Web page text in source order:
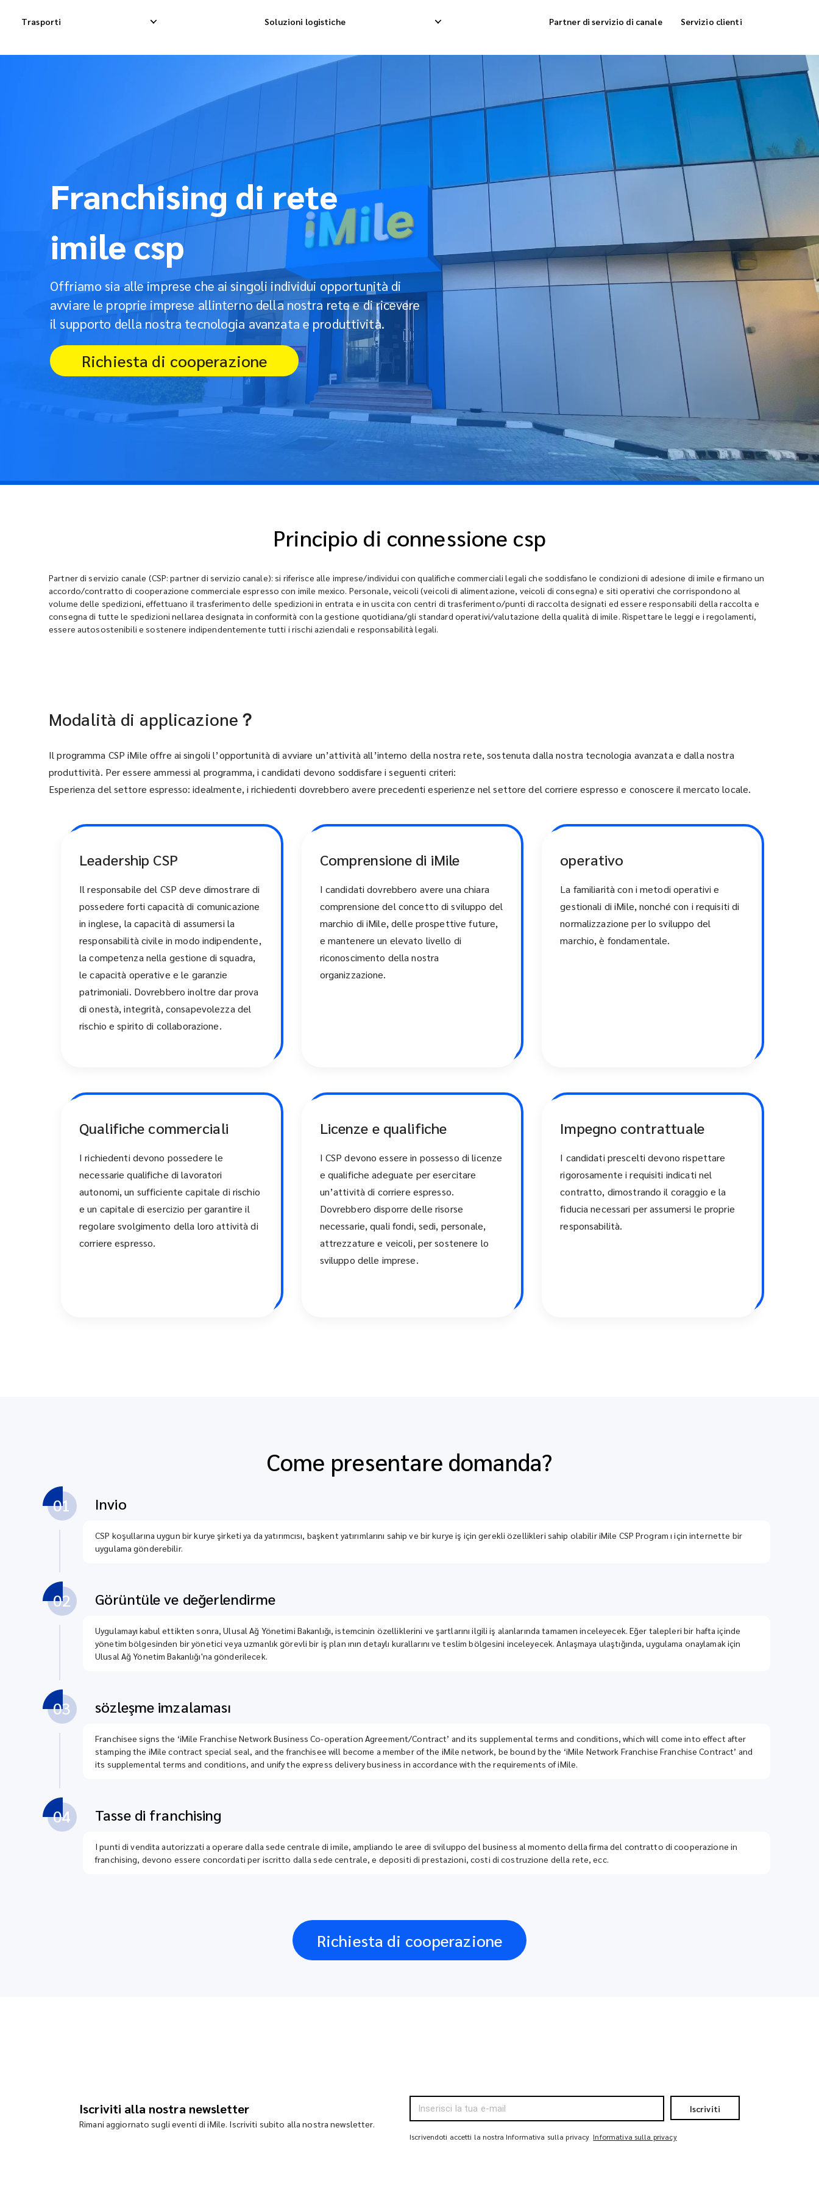
Trasporti Soluzioni logistiche
Consegna Dropship internazionale
Consegna merci internazionale
Spedizione di consolidamento internazionale
Ritiro inverso Servizio di stoccaggio
Consegna di evasione degli ordini
Consegna di
Partner di servizio di canale Servizio clienti
Franchising di rete
imile csp
Offriamo sia alle imprese che ai singoli individui opportunità di
avviare le proprie imprese allinterno della nostra rete e di ricevere
il supporto della nostra tecnologia avanzata e produttività.
Richiesta di cooperazione
Principio di connessione csp
Partner di servizio canale (CSP: partner di servizio canale): si riferisce alle imprese/individui con qualifiche commerciali legali che soddisfano le condizioni di adesione di imile e firmano un
accordo/contratto di cooperazione commerciale espresso con imile mexico. Personale, veicoli (veicoli di alimentazione, veicoli di consegna) e siti operativi che corrispondono al
volume delle spedizioni, effettuano il trasferimento delle spedizioni in entrata e in uscita con centri di trasferimento/punti di raccolta designati ed essere responsabili della raccolta e
consegna di tutte le spedizioni nellarea designata in conformità con la gestione quotidiana/gli standard operativi/valutazione della qualità di imile. Rispettare le leggi e i regolamenti,
essere autosostenibili e sostenere indipendentemente tutti i rischi aziendali e responsabilità legali.
Modalità di applicazione？
Il programma CSP iMile offre ai singoli l’opportunità di avviare un’attività all’interno della nostra rete, sostenuta dalla nostra tecnologia avanzata e dalla nostra
produttività. Per essere ammessi al programma, i candidati devono soddisfare i seguenti criteri:
Esperienza del settore espresso: idealmente, i richiedenti dovrebbero avere precedenti esperienze nel settore del corriere espresso e conoscere il mercato locale.
Leadership CSP
Il responsabile del CSP deve dimostrare di
possedere forti capacità di comunicazione
in inglese, la capacità di assumersi la
responsabilità civile in modo indipendente,
la competenza nella gestione di squadra,
le capacità operative e le garanzie
patrimoniali. Dovrebbero inoltre dar prova
di onestà, integrità, consapevolezza del
rischio e spirito di collaborazione.
Comprensione di iMile
I candidati dovrebbero avere una chiara
comprensione del concetto di sviluppo del
marchio di iMile, delle prospettive future,
e mantenere un elevato livello di
riconoscimento della nostra
organizzazione.
operativo
La familiarità con i metodi operativi e
gestionali di iMile, nonché con i requisiti di
normalizzazione per lo sviluppo del
marchio, è fondamentale.
Qualifiche commerciali
I richiedenti devono possedere le
necessarie qualifiche di lavoratori
autonomi, un sufficiente capitale di rischio
e un capitale di esercizio per garantire il
regolare svolgimento della loro attività di
corriere espresso.
Licenze e qualifiche
I CSP devono essere in possesso di licenze
e qualifiche adeguate per esercitare
un’attività di corriere espresso.
Dovrebbero disporre delle risorse
necessarie, quali fondi, sedi, personale,
attrezzature e veicoli, per sostenere lo
sviluppo delle imprese.
Impegno contrattuale
I candidati prescelti devono rispettare
rigorosamente i requisiti indicati nel
contratto, dimostrando il coraggio e la
fiducia necessari per assumersi le proprie
responsabilità.
Come presentare domanda?
01 Invio
CSP koşullarına uygun bir kurye şirketi ya da yatırımcısı, başkent yatırımlarını sahip ve bir kurye iş için gerekli özellikleri sahip olabilir iMile CSP Program ı için internette bir
uygulama gönderebilir.
02 Görüntüle ve değerlendirme
Uygulamayı kabul ettikten sonra, Ulusal Ağ Yönetimi Bakanlığı, istemcinin özelliklerini ve şartlarını ilgili iş alanlarında tamamen inceleyecek. Eğer talepleri bir hafta içinde
yönetim bölgesinden bir yönetici veya uzmanlık görevli bir iş plan ının detaylı kurallarını ve teslim bölgesini inceleyecek. Anlaşmaya ulaştığında, uygulama onaylamak için
Ulusal Ağ Yönetim Bakanlığı'na gönderilecek.
03 sözleşme imzalaması
Franchisee signs the ‘iMile Franchise Network Business Co-operation Agreement/Contract’ and its supplemental terms and conditions, which will come into effect after
stamping the iMile contract special seal, and the franchisee will become a member of the iMile network, be bound by the ‘iMile Network Franchise Franchise Contract’ and
its supplemental terms and conditions, and unify the express delivery business in accordance with the requirements of iMile.
04 Tasse di franchising
I punti di vendita autorizzati a operare dalla sede centrale di imile, ampliando le aree di sviluppo del business al momento della firma del contratto di cooperazione in
franchising, devono essere concordati per iscritto dalla sede centrale, e depositi di prestazioni, costi di costruzione della rete, ecc.
Richiesta di cooperazione
Iscriviti alla nostra newsletter
Rimani aggiornato sugli eventi di iMile. Iscriviti subito alla nostra newsletter.
Iscriviti
Iscrivendoti accetti la nostra Informativa sulla privacy Informativa sulla privacy